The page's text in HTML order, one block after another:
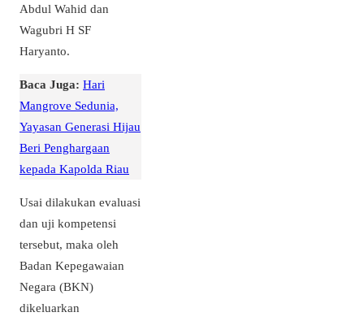
Abdul Wahid dan
Wagubri H SF
Haryanto.
Baca Juga: Hari
Mangrove Sedunia,
Yayasan Generasi Hijau
Beri Penghargaan
kepada Kapolda Riau
Usai dilakukan evaluasi
dan uji kompetensi
tersebut, maka oleh
Badan Kepegawaian
Negara (BKN)
dikeluarkan